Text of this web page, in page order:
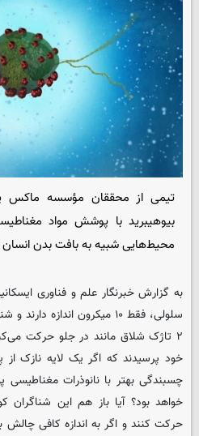
تیمی از محققان مؤسسه ماکس
بیوهیبرید با پوشش مواد
محیط‌هایی شبیه به بافت بدن انسان
به گزارش خبرنگار علم و فناوری
سلولی، فقط ۱۰ میکرون
۲ تاژک شلاق مانند در جلو حرکت
خود پرسیدند که اگر یک لایه نازک از
چسبندگی بهتر با نانوذرات
خواهد بود؟ آیا باز هم این
حرکت کنند و اگر به اندازه کافی چالش